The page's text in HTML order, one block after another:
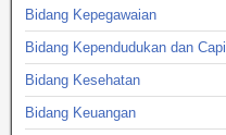
Bidang Kepegawaian
Bidang Kependudukan dan Capil
Bidang Kesehatan
Bidang Keuangan